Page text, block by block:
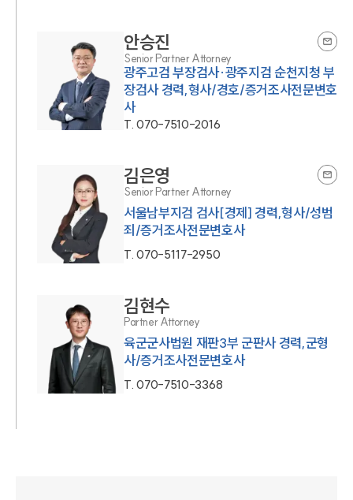
안승진
Senior Partner Attorney
광주고검 부장검사·광주지검 순천지청 부
장검사 경력,형사/경호/증거조사전문변호
사
T.070-7510-2016
김은영
Senior Partner Attorney
서울남부지검 검사[경제] 경력,형사/성범
죄/증거조사전문변호사
T.070-5117-2950
김현수
Partner Attorney
육군군사법원 재판3부 군판사 경력,군형
사/증거조사전문변호사
T.070-7510-3368